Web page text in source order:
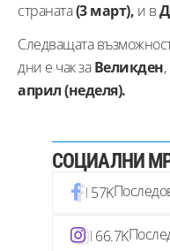
страната(3 март), и в
Следващата
дни е чак заВеликден
април (неделя).
СОЦИАЛНИ
57K
66.7K